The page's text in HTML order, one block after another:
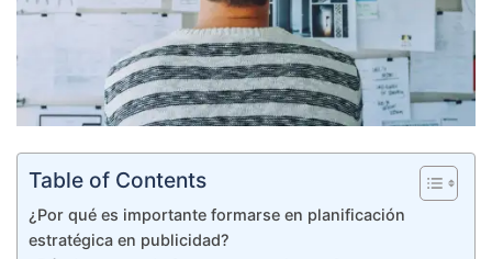
Table of Contents
¿Por qué es importante formarse en planificación
estratégica en publicidad?